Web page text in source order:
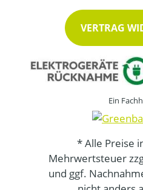
VERTRAG
Ein
* Alle Preise
Mehrwertsteuer
und ggf.